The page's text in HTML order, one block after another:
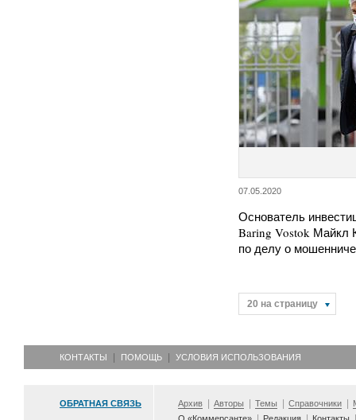
07.05.2020
Основатель
Baring Vostok Майкл
по делу о
20 на страницу
КОНТАКТЫ ПОМОЩЬ УСЛОВИЯ ИСПОЛЬЗОВАНИЯ
ОБРАТНАЯ СВЯЗЬ Архив Авторы Темы Справочники